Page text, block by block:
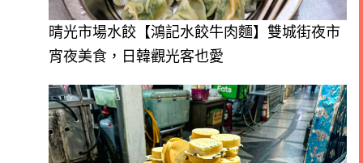
晴光市場水餃【鴻記水餃牛肉麵】雙城街夜市
宵夜美食，日韓觀光客也愛